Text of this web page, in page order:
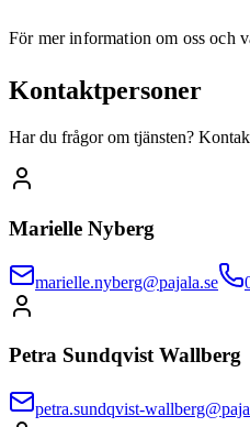
För mer information om oss och
Kontaktpersoner
Har du frågor om tjänsten?
Marielle Nyberg
marielle.nyberg@pajala.se
Petra Sundqvist Wallberg
petra.sundqvist-